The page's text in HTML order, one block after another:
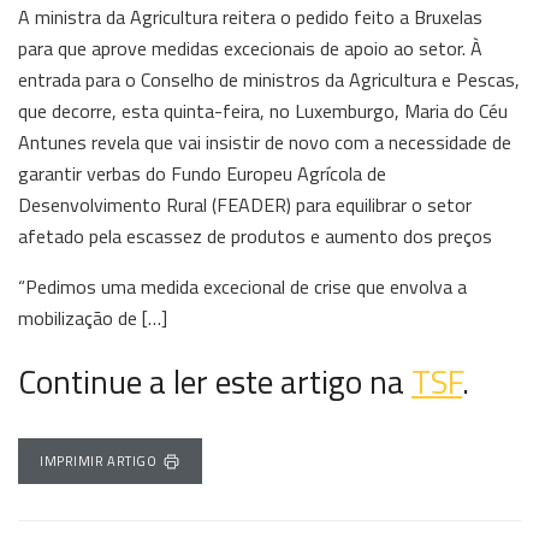
A ministra da Agricultura reitera o pedido feito a Bruxelas
para que aprove medidas excecionais de apoio ao setor. À
entrada para o Conselho de ministros da Agricultura e Pescas,
que decorre, esta quinta-feira, no Luxemburgo, Maria do Céu
Antunes revela que vai insistir de novo com a necessidade de
garantir verbas do Fundo Europeu Agrícola de
Desenvolvimento Rural (FEADER) para equilibrar o setor
afetado pela escassez de produtos e aumento dos preços
“Pedimos uma medida excecional de crise que envolva a
mobilização de […]
Continue a ler este artigo naTSF.
IMPRIMIR ARTIGO